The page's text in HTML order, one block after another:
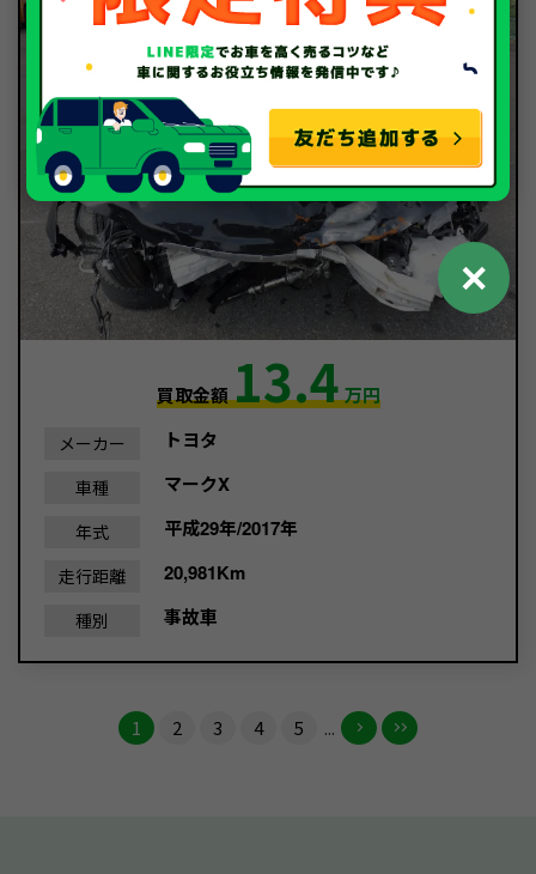
買取金額13.4万円
メーカー トヨタ
車種 マークX
年式 平成29年/2017年
走行距離 20,981Km
種別 事故車
1 2 3 4 5 ...
✕